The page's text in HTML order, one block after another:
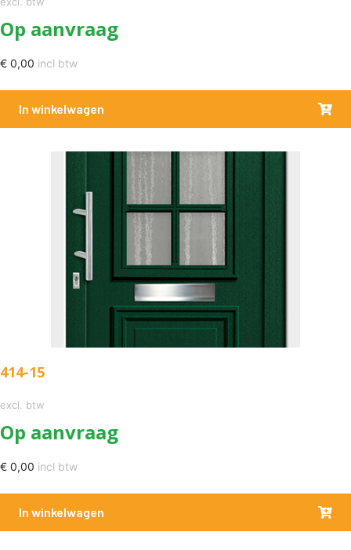
Op aanvraag
€ 0,00 incl btw
In winkelwagen
414-15
excl. btw
Op aanvraag
€ 0,00 incl btw
In winkelwagen